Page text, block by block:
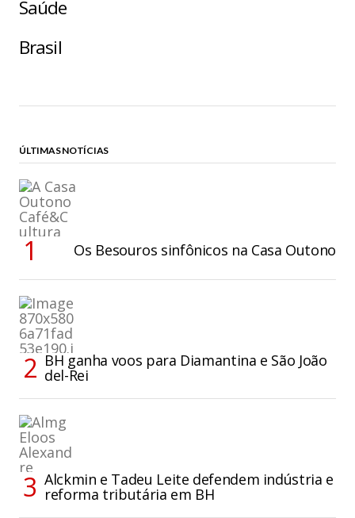
Saúde
Brasil
ÚLTIMAS NOTÍCIAS
Os Besouros sinfônicos na Casa Outono
BH ganha voos para Diamantina e São João
del-Rei
Alckmin e Tadeu Leite defendem indústria e
reforma tributária em BH